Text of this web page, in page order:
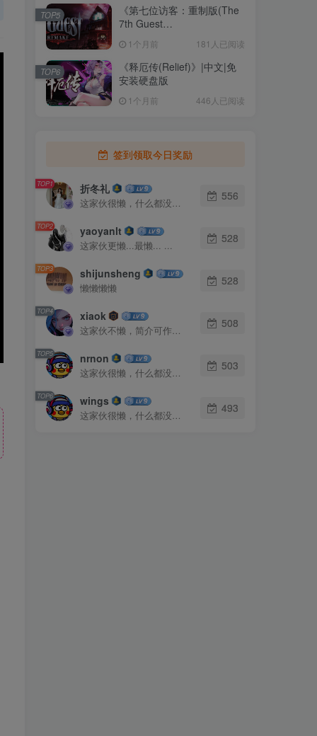
《第七位访客：重制版(The
7th Guest
文|免安装硬盘版
1个月前 181人已阅读
TOP5
《释厄传(Relief)》|中文|免
安装硬盘版
1个月前 446人已阅读
TOP6
签到领取今日奖励
TOP1 折冬礼
这家伙很懒，什么都没有写...
556
TOP2 yaoyanlt
这家伙更懒...最懒... ...
528
TOP3 shijunsheng
懒懒懒懒
528
TOP4 xiaok
这家伙不懒，简介可作证！
508
TOP5 nrnon
这家伙很懒，什么都没有写...
503
TOP6 wings
这家伙很懒，什么都没有写...
493